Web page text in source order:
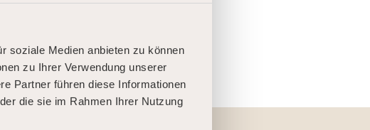
soziale Medien anbieten zu können
zu Ihrer Verwendung unserer
Partner führen diese Informationen
die sie im Rahmen Ihrer Nutzung